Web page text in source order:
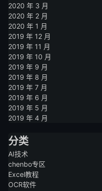
2020 年 3 月
2020 年 2 月
2020 年 1 月
2019 年 12 月
2019 年 11 月
2019 年 10 月
2019 年 9 月
2019 年 8 月
2019 年 7 月
2019 年 6 月
2019 年 5 月
2019 年 4 月
分类
AI技术
chenbo专区
Excel教程
OCR软件